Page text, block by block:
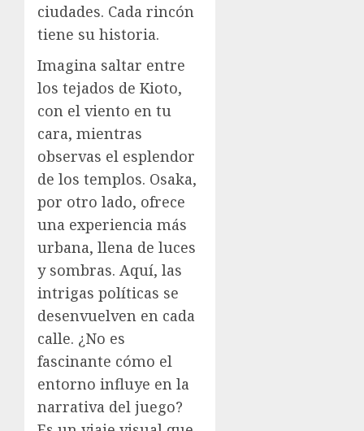
ciudades. Cada rincón
tiene su historia.
Imagina saltar entre
los tejados de Kioto,
con el viento en tu
cara, mientras
observas el esplendor
de los templos. Osaka,
por otro lado, ofrece
una experiencia más
urbana, llena de luces
y sombras. Aquí, las
intrigas políticas se
desenvuelven en cada
calle. ¿No es
fascinante cómo el
entorno influye en la
narrativa del juego?